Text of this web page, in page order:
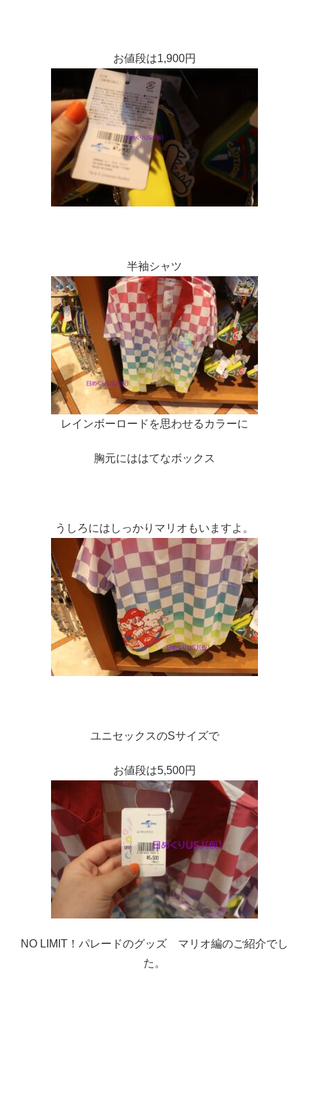
お値段は1,900円
半袖シャツ
レインボーロードを思わせるカラーに
胸元にははてなボックス
うしろにはしっかりマリオもいますよ。
ユニセックスのSサイズで
お値段は5,500円
NO LIMIT！パレードのグッズ マリオ編のご紹介でし
た。